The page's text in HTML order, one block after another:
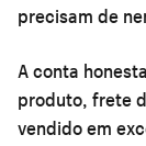
precisam de
A conta
produto, frete
vendido em